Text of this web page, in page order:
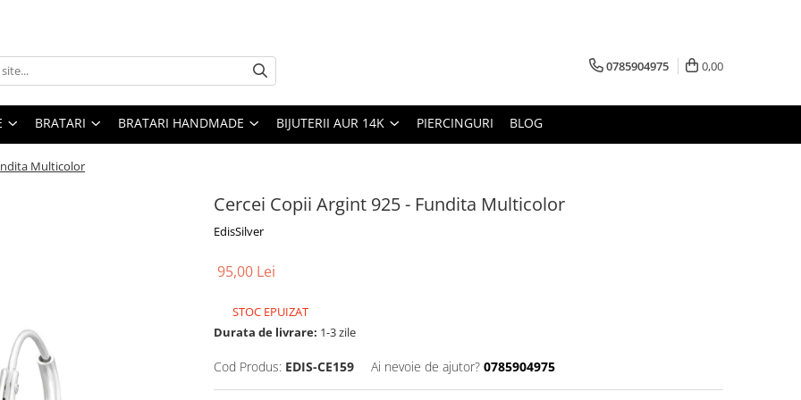
0785904975 0,00
BRATARI BRATARI HANDMADE BIJUTERII AUR 14K PIERCINGURI BLOG
Multicolor
Cercei Copii Argint 925 - Fundita Multicolor
EdisSilver
95,00 Lei
STOC EPUIZAT
Durata de livrare: 1-3 zile
Cod Produs: EDIS-CE159 Ai nevoie de ajutor? 0785904975